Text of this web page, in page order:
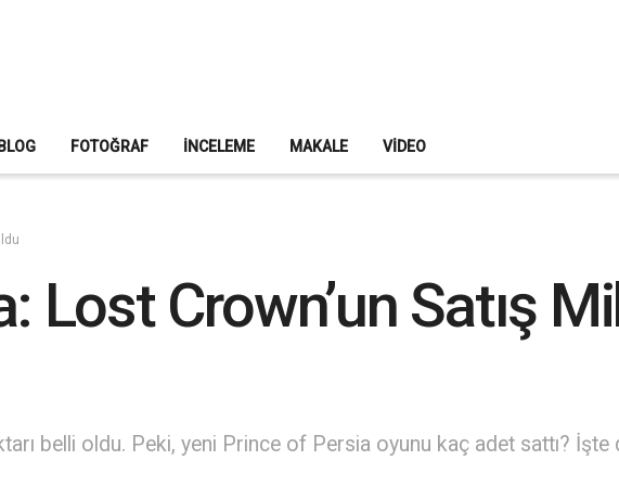
FOTOĞRAF İNCELEME MAKALE VIDEO
Lost Crown’un Satış
belli oldu. Peki, yeni Prince of Persia oyunu kaç adet sattı? İşte